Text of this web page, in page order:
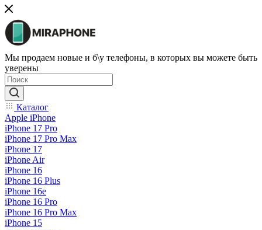
Мы продаем новые и б\у телефоны, в которых вы можете быть
уверены
Каталог
Apple iPhone
iPhone 17 Pro
iPhone 17 Pro Max
iPhone 17
iPhone Air
iPhone 16
iPhone 16 Plus
iPhone 16e
iPhone 16 Pro
iPhone 16 Pro Max
iPhone 15